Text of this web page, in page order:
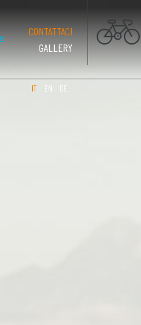
CONTATTACI(PAGINA CORRENTE)
GALLERY
IT EN DE